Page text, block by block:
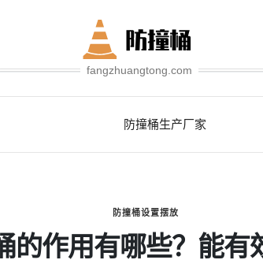
fangzhuangtong.com
防撞桶生产厂家
防撞桶设置摆放
的作用有哪些？能有